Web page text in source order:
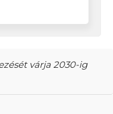
várja 2030-ig